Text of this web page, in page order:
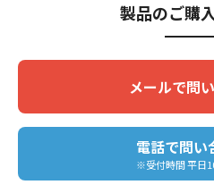
製品のご購
メールで問
電話で問い
※受付時間 平日